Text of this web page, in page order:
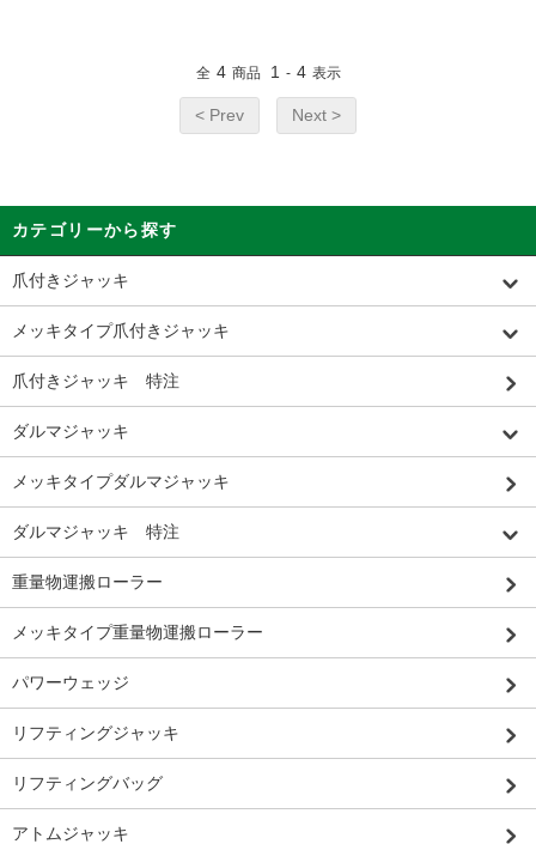
全 4 商品 1 - 4 表示
< Prev Next >
カテゴリーから探す
爪付きジャッキ
メッキタイプ爪付きジャッキ
爪付きジャッキ 特注
ダルマジャッキ
メッキタイプダルマジャッキ
ダルマジャッキ 特注
重量物運搬ローラー
メッキタイプ重量物運搬ローラー
パワーウェッジ
リフティングジャッキ
リフティングバッグ
アトムジャッキ